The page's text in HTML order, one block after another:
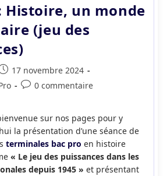
Histoire, un monde
(jeu des
:
17 novembre 2024
Commentaires
publication :
0 commentaire
sur nos pages pour y
la présentation d’une séance de
terminales bac pro en histoire
« Le jeu des puissances dans les
depuis 1945 » et présentant